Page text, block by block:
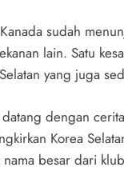
sudah
lain. Satu
yang juga
dengan
Korea
besar dari